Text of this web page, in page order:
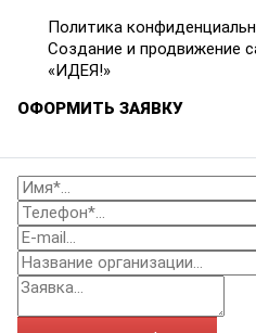
Политика
Создание и продвижение
«ИДЕЯ!»
ОФОРМИТЬ ЗАЯВКУ